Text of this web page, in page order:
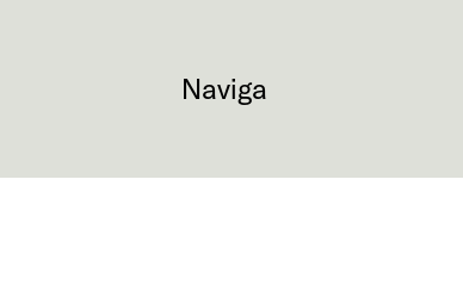
Naviga